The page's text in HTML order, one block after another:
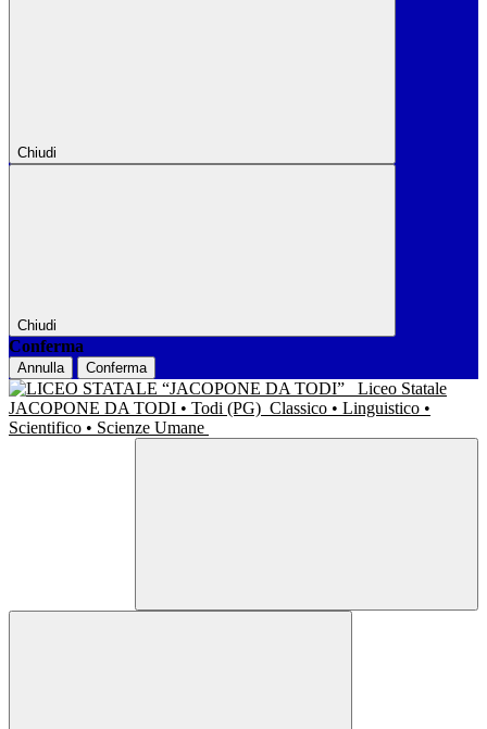
Chiudi
Chiudi
Conferma
Annulla Conferma
Liceo Statale
JACOPONE DA TODI • Todi (PG) Classico • Linguistico •
Scientifico • Scienze Umane